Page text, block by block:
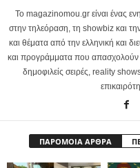
Το magazinomou.gr είναι ένας
στην τηλεόραση, τη showbiz και την
και θέματα από την ελληνική και
και προγράμματα που απασχολούν
δημοφιλείς σειρές, reality
ΠΑΡΟΜΟΙΑ ΑΡΘΡΑ